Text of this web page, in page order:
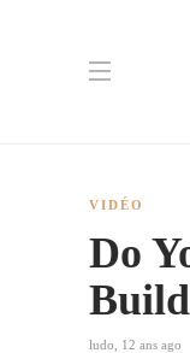
VIDÉO
Do
ludo
12 ans ago